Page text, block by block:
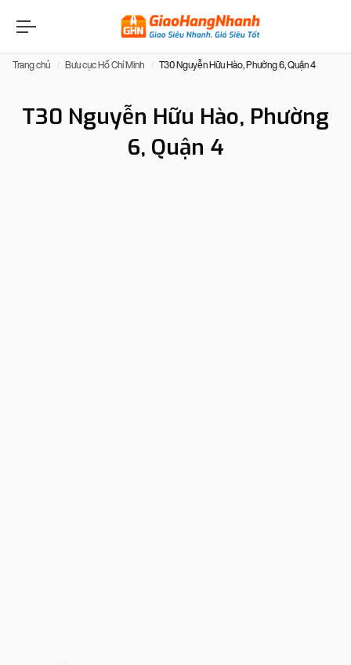
Trang chủ Bưu cục Hồ Chí Minh T30 Nguyễn Hữu Hào, Phường 6, Quận 4
T30 Nguyễn Hữu Hào, Phường
6, Quận 4